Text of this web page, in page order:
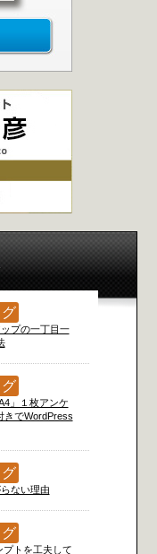
プの一丁目一
」１枚アンケ
きでWordPress
ない理由
プトを工夫して